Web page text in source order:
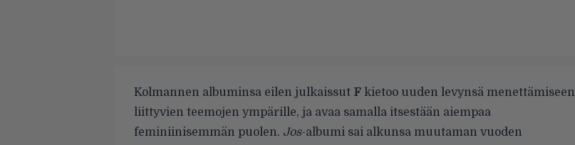
Kolmannen albuminsa eilen julkaissut F kietoo uuden levynsä menettämiseen
liittyvien teemojen ympärille, ja avaa samalla itsestään aiempaa
feminiinisemmän puolen. Jos-albumi sai alkunsa muutaman vuoden